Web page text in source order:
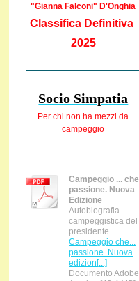
"Gianna Falconi" D'Onghia
Classifica Definitiva
2025
Socio Simpatia
Per chi non ha mezzi da
campeggio
Campeggio ... che
passione. Nuova
Edizione
Autobiografia
campeggistica del
presidente
Campeggio che...
passione. Nuova
edizion[...]
Documento Adobe